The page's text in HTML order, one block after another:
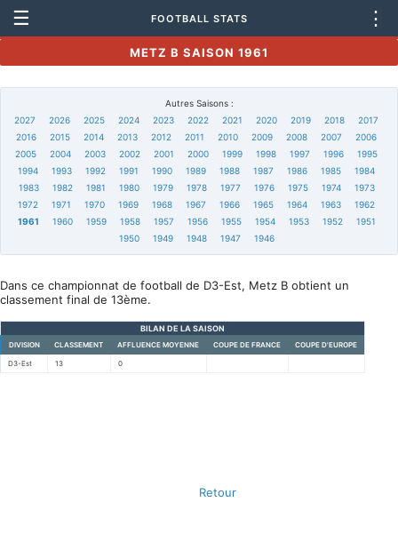
☰ FOOTBALL STATS ⋮
METZ B SAISON 1961
Autres Saisons :
2027
2026 2025 2024 2023 2022 2021 2020 2019 2018
2017
2016
2015 2014 2013 2012 2011 2010 2009 2008 2007
2006
2005
2004 2003 2002 2001 2000 1999 1998 1997 1996
1995
1994
1993 1992 1991 1990 1989 1988 1987 1986 1985
1984
1983
1982 1981 1980 1979 1978 1977 1976 1975 1974
1973
1972
1971 1970 1969 1968 1967 1966 1965 1964 1963
1962
1961
1960 1959 1958 1957 1956 1955 1954 1953 1952
1951
1950
1949 1948 1947 1946
Dans ce championnat de football de D3-Est, Metz B obtient un
classement final de 13ème.
BILAN DE LA SAISON
DIVISION CLASSEMENT AFFLUENCE MOYENNE COUPE DE FRANCE COUPE D'EUROPE
D3-Est 13 0
Retour